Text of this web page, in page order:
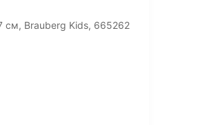
см, Brauberg Kids, 665262